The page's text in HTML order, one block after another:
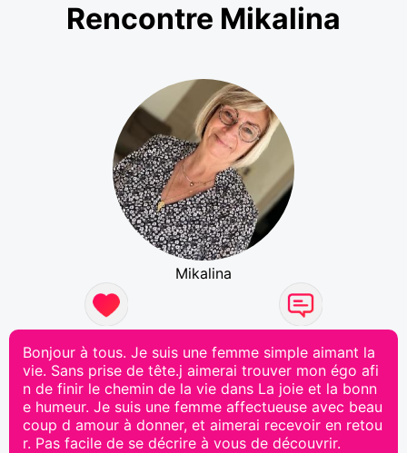
Rencontre Mikalina
Mikalina
Bonjour à tous. Je suis une femme simple aimant la
vie. Sans prise de tête.j aimerai trouver mon égo afi
n de finir le chemin de la vie dans La joie et la bonn
e humeur. Je suis une femme affectueuse avec beau
coup d amour à donner, et aimerai recevoir en retou
r. Pas facile de se décrire à vous de découvrir.